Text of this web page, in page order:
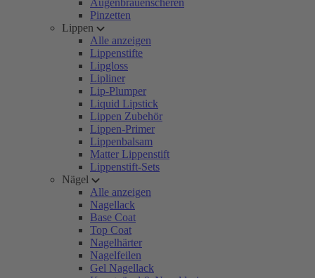
Augenbrauenscheren
Pinzetten
Lippen
Alle anzeigen
Lippenstifte
Lipgloss
Lipliner
Lip-Plumper
Liquid Lipstick
Lippen Zubehör
Lippen-Primer
Lippenbalsam
Matter Lippenstift
Lippenstift-Sets
Nägel
Alle anzeigen
Nagellack
Base Coat
Top Coat
Nagelhärter
Nagelfeilen
Gel Nagellack